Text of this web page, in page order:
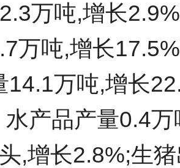
万吨,增长
万吨,增长
14.1万吨,增长
水产品产量0.4
,增长2.8%;生